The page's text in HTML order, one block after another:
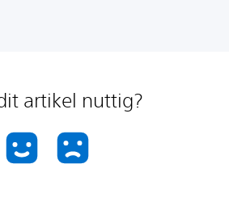
artikel nuttig?